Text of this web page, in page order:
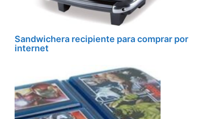
Sandwichera recipiente para comprar por
internet